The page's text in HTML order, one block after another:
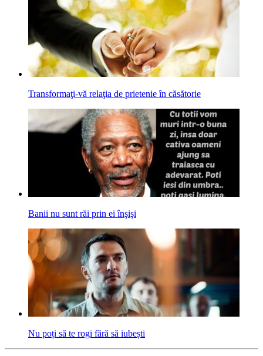
Transformaţi-vă relaţia de prietenie în căsătorie
Banii nu sunt răi prin ei înşişi
Nu poți să te rogi fără să iubești